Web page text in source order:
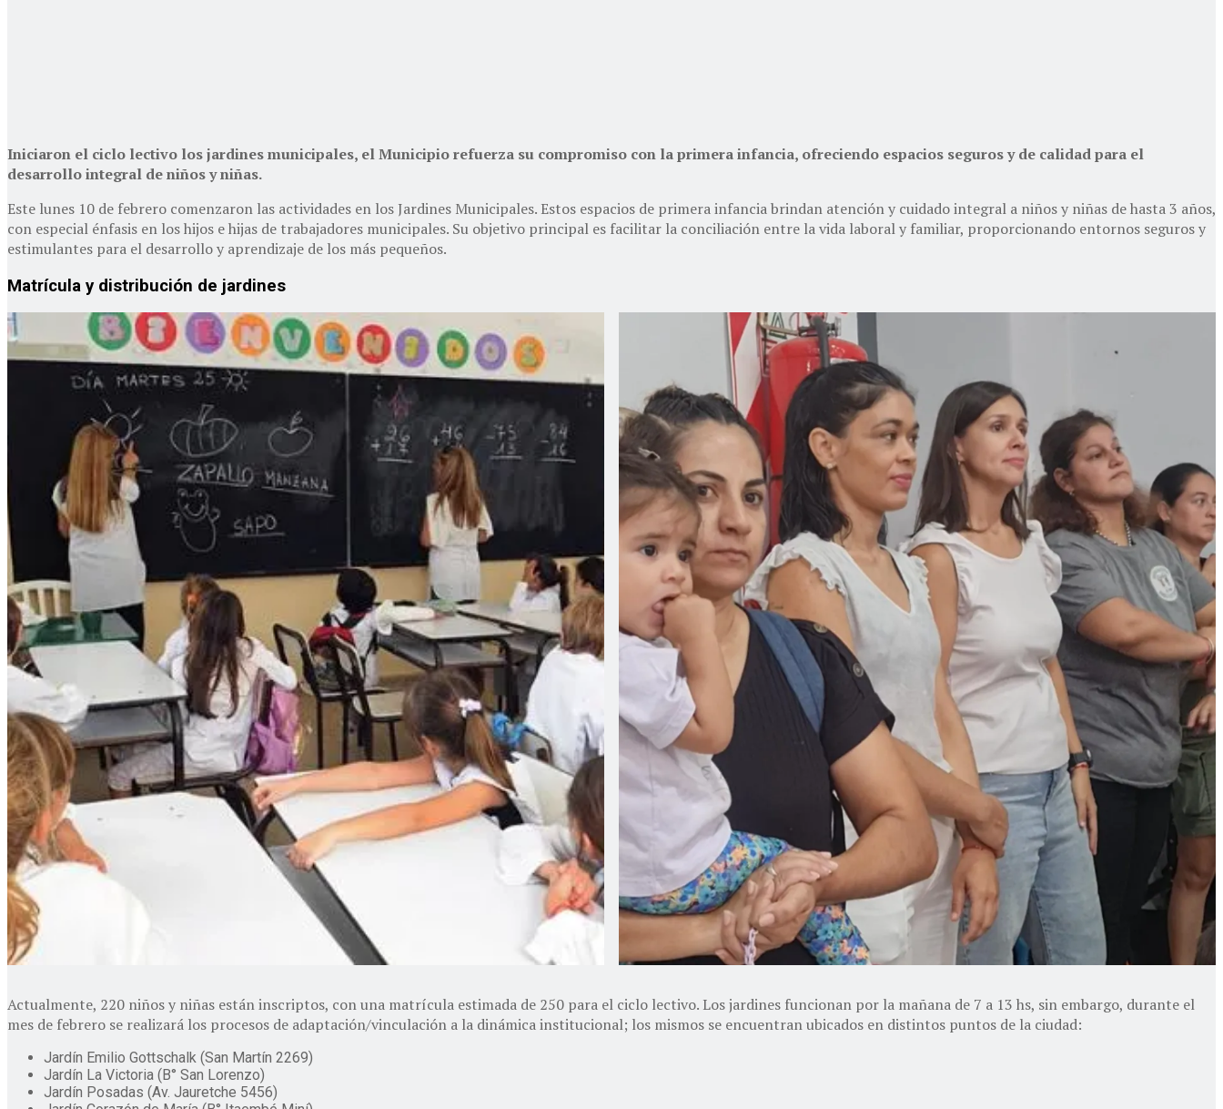
Iniciaron el ciclo lectivo los jardines municipales, el Municipio refuerza su compromiso con la primera infancia, ofreciendo espacios seguros y de calidad para el
desarrollo integral de niños y niñas.
Este lunes 10 de febrero comenzaron las actividades en los Jardines Municipales. Estos espacios de primera infancia brindan atención y cuidado integral a niños y niñas de hasta 3 años,
con especial énfasis en los hijos e hijas de trabajadores municipales. Su objetivo principal es facilitar la conciliación entre la vida laboral y familiar, proporcionando entornos seguros y
estimulantes para el desarrollo y aprendizaje de los más pequeños.
Matrícula y distribución de jardines
Actualmente, 220 niños y niñas están inscriptos, con una matrícula estimada de 250 para el ciclo lectivo. Los jardines funcionan por la mañana de 7 a 13 hs, sin embargo, durante el
mes de febrero se realizará los procesos de adaptación/vinculación a la dinámica institucional; los mismos se encuentran ubicados en distintos puntos de la ciudad:
Jardín Emilio Gottschalk (San Martín 2269)
Jardín La Victoria (B° San Lorenzo)
Jardín Posadas (Av. Jauretche 5456)